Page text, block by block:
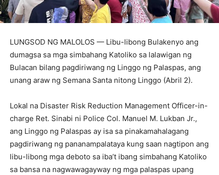
LUNGSOD NG MALOLOS — Libu-libong Bulakenyo ang
dumagsa sa mga simbahang Katoliko sa lalawigan ng
Bulacan bilang pagdiriwang ng Linggo ng Palaspas, ang
unang araw ng Semana Santa nitong Linggo (Abril 2).
Lokal na Disaster Risk Reduction Management Officer-in-
charge Ret. Sinabi ni Police Col. Manuel M. Lukban Jr.,
ang Linggo ng Palaspas ay isa sa pinakamahalagang
pagdiriwang ng pananampalataya kung saan nagtipon ang
libu-libong mga deboto sa iba’t ibang simbahang Katoliko
sa bansa na nagwawagayway ng mga palaspas upang